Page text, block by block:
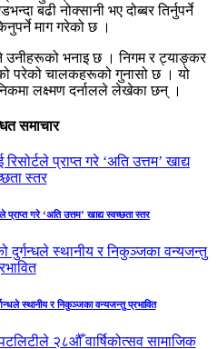
बढी नोक्सानी भए दोब्बर तिर्नुपर्ने
माग गरेको छ ।
उनीहरूको भनाइ छ । निगम र ट्याङ्कर
परेको चालकहरूको गुनासो छ । यो
लक्ष्मण दर्नालले लेखेका छन् ।
समाचार
प्राप्त गरे ‘अति उत्तम’ खाद्य स्वच्छता स्तर
स्थानीय र निकुञ्जका वन्यजन्तु प्रभावित